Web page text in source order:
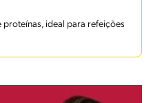
proteínas, ideal para refeições